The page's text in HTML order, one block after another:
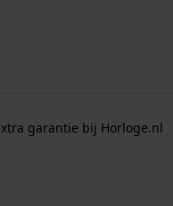
garantie bij Horloge.nl